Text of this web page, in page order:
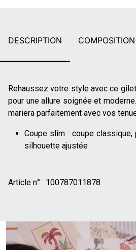
DESCRIPTION
Rehaussez votre style avec ce
pour une allure soignée et
mariera parfaitement avec vos
Coupe slim : coupe
silhouette ajustée
Patte de resserage au dos
Contient de la laine :
nos costumes est adaptée en
Article n° : 100787011878